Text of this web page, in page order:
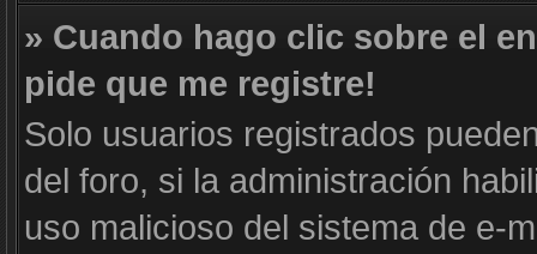
» Cuando hago clic sobre el
pide que me registre!
Solo usuarios registrados
del foro, si la administración
uso malicioso del sistema de e-